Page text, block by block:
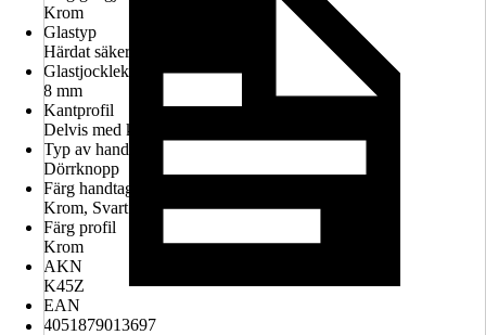
Krom
Glastyp
Härdat säkerhetsglas
Glastjocklek
8 mm
Kantprofil
Delvis med kantprofil
Typ av handtag
Dörrknopp
Färg handtag
Krom, Svart
Färg profil
Krom
AKN
K45Z
EAN
4051879013697